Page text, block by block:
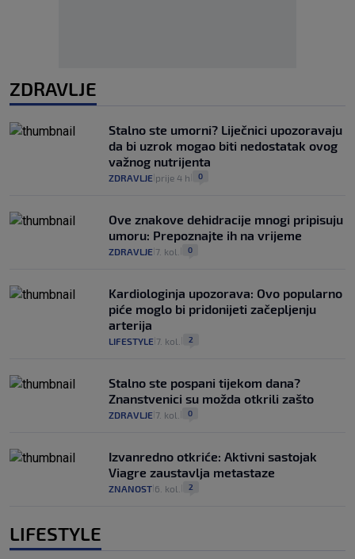
ZDRAVLJE
Stalno ste umorni? Liječnici upozoravaju
da bi uzrok mogao biti nedostatak ovog
važnog nutrijenta
ZDRAVLJE prije 4 h 0
Ove znakove dehidracije mnogi pripisuju
umoru: Prepoznajte ih na vrijeme
ZDRAVLJE 7. kol. 0
Kardiologinja upozorava: Ovo popularno
piće moglo bi pridonijeti začepljenju
arterija
LIFESTYLE 7. kol. 2
Stalno ste pospani tijekom dana?
Znanstvenici su možda otkrili zašto
ZDRAVLJE 7. kol. 0
Izvanredno otkriće: Aktivni sastojak
Viagre zaustavlja metastaze
ZNANOST 6. kol. 2
LIFESTYLE